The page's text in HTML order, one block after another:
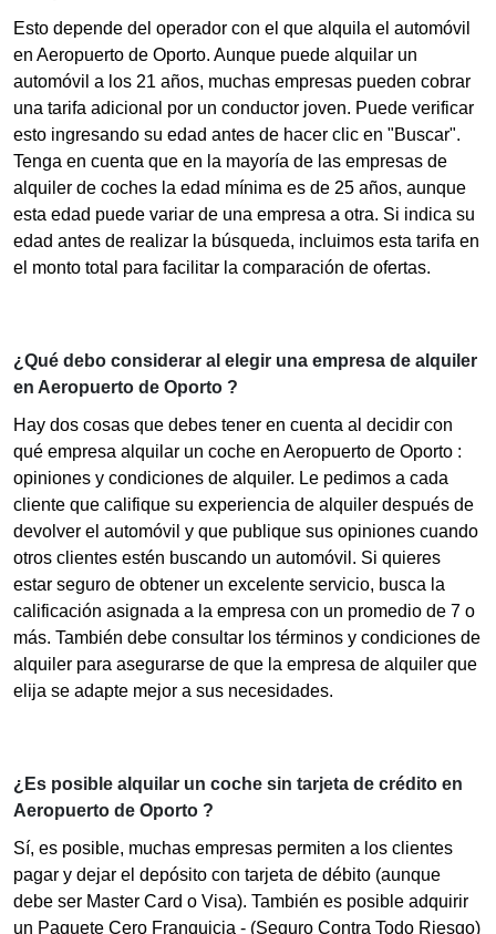
Esto depende del operador con el que alquila el automóvil
en Aeropuerto de Oporto. Aunque puede alquilar un
automóvil a los 21 años, muchas empresas pueden cobrar
una tarifa adicional por un conductor joven. Puede verificar
esto ingresando su edad antes de hacer clic en "Buscar".
Tenga en cuenta que en la mayoría de las empresas de
alquiler de coches la edad mínima es de 25 años, aunque
esta edad puede variar de una empresa a otra. Si indica su
edad antes de realizar la búsqueda, incluimos esta tarifa en
el monto total para facilitar la comparación de ofertas.
¿Qué debo considerar al elegir una empresa de alquiler
en Aeropuerto de Oporto ?
Hay dos cosas que debes tener en cuenta al decidir con
qué empresa alquilar un coche en Aeropuerto de Oporto :
opiniones y condiciones de alquiler. Le pedimos a cada
cliente que califique su experiencia de alquiler después de
devolver el automóvil y que publique sus opiniones cuando
otros clientes estén buscando un automóvil. Si quieres
estar seguro de obtener un excelente servicio, busca la
calificación asignada a la empresa con un promedio de 7 o
más. También debe consultar los términos y condiciones de
alquiler para asegurarse de que la empresa de alquiler que
elija se adapte mejor a sus necesidades.
¿Es posible alquilar un coche sin tarjeta de crédito en
Aeropuerto de Oporto ?
Sí, es posible, muchas empresas permiten a los clientes
pagar y dejar el depósito con tarjeta de débito (aunque
debe ser Master Card o Visa). También es posible adquirir
un Paquete Cero Franquicia - (Seguro Contra Todo Riesgo)